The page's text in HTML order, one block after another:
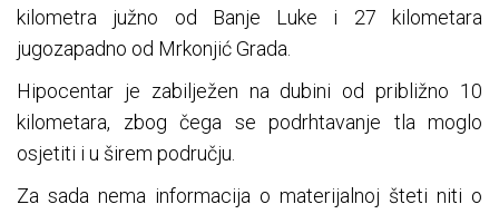
kilometra južno od Banje Luke i 27 kilometara
jugozapadno od Mrkonjić Grada.
Hipocentar je zabilježen na dubini od približno 10
kilometara, zbog čega se podrhtavanje tla moglo
osjetiti i u širem području.
Za sada nema informacija o materijalnoj šteti niti o